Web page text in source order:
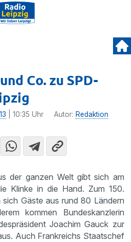
Co. zu SPD-
| 10:35 Uhr Autor: Redaktion
der ganzen Welt gibt sich am
Klinke in die Hand. Zum 150.
Gäste aus rund 80 Ländern
kommen Bundes­kanz­lerin
Joachim Gauck zur
Auch Frank­reichs Staats­chef